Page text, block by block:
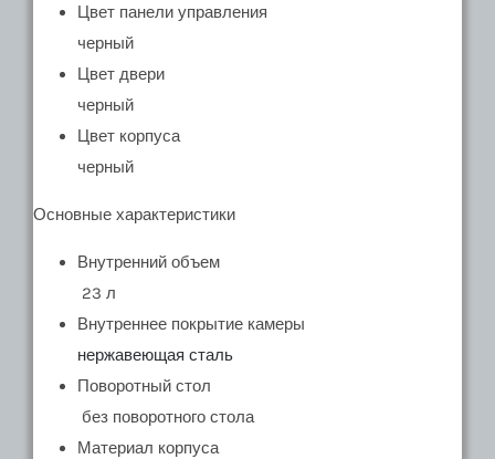
Цвет панели управления
черный
Цвет двери
черный
Цвет корпуса
черный
Основные характеристики
Внутренний объем
23 л
Внутреннее покрытие камеры
нержавеющая сталь
Поворотный стол
без поворотного стола
Материал корпуса